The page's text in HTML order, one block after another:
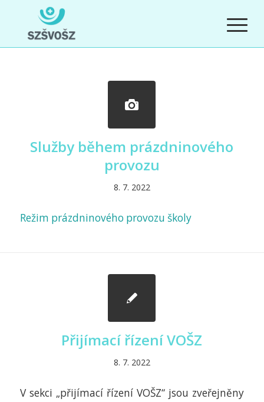
Služby během prázdninového
provozu
8. 7. 2022
Režim prázdninového provozu školy
Přijímací řízení VOŠZ
8. 7. 2022
V sekci „přijímací řízení VOŠZ“ jsou zveřejněny